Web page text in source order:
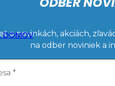
o novinkách, akciách,
na odber noviniek a
DOMOV